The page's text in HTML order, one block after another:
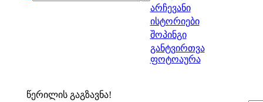
არჩევანი
ისტორიები
შოპინგი
განტვირთვა
ფოტოაურა
წერილის გაგზავნა!